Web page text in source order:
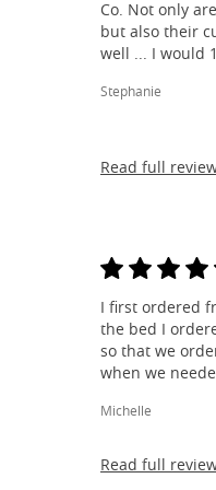
Co. Not only
but also their
well ... I would
Stephanie
Read full
I first ordered
the bed I
so that we
when we
Michelle
Read full